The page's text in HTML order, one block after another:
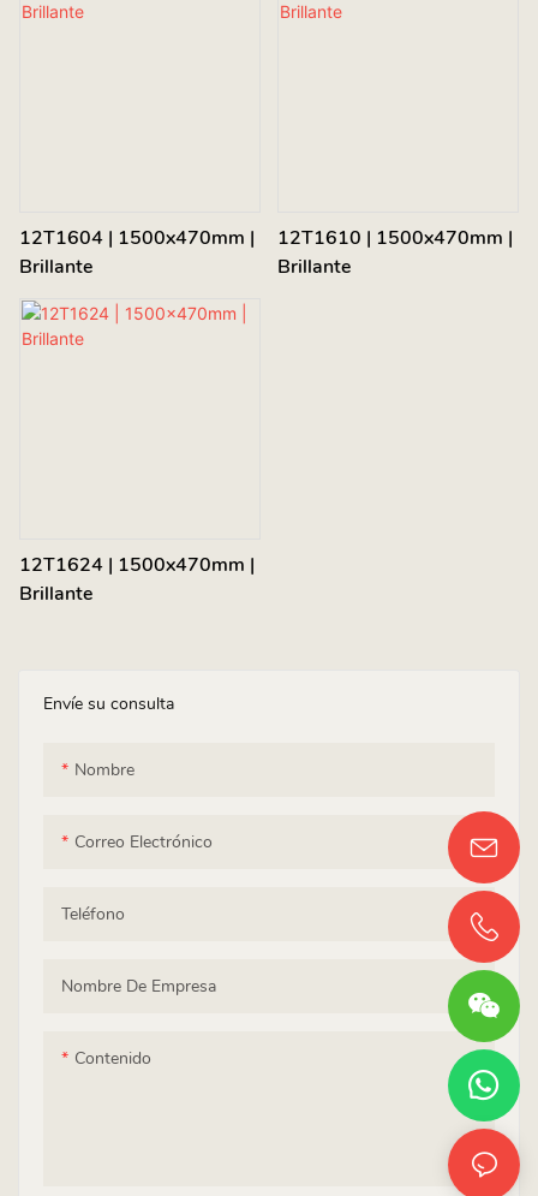
Envíe su consulta
Nombre
Correo Electrónico
Teléfono
Nombre De Empresa
Contenido
12T1604 | 1500x470mm |
Brillante
12T1610 | 1500x470mm |
Brillante
12T1624 | 1500x470mm |
Brillante